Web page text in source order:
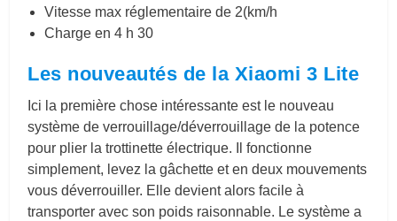
Vitesse max réglementaire de 2(km/h
Charge en 4 h 30
Les nouveautés de la Xiaomi 3 Lite
Ici la première chose intéressante est le nouveau
système de verrouillage/déverrouillage de la potence
pour plier la trottinette électrique. Il fonctionne
simplement, levez la gâchette et en deux mouvements
vous déverrouiller. Elle devient alors facile à
transporter avec son poids raisonnable. Le système a